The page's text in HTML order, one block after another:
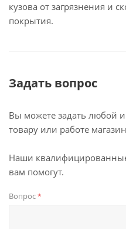
кузова от загрязнения и
покрытия.
Задать вопрос
Вы можете задать любой
товару или работе
Наши
вам помогут.
Вопрос*